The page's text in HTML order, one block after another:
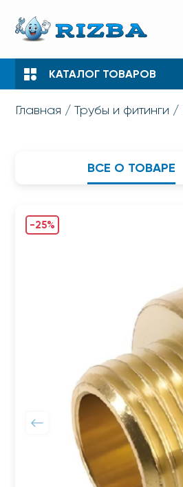
КАТАЛОГ ТОВАРОВ
Главная Трубы и фитинги
ВСЕ О ТОВАРЕ
-25%